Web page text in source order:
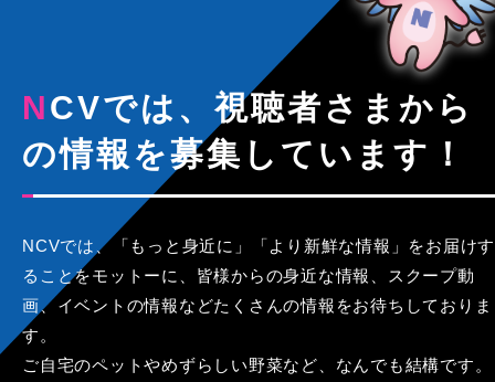
NCVでは、視聴者さまから
の情報を募集しています！
NCVでは、「もっと身近に」「より新鮮な情報」をお届けす
ることをモットーに、皆様からの身近な情報、スクープ動
画、イベントの情報などたくさんの情報をお待ちしておりま
す。
ご自宅のペットやめずらしい野菜など、なんでも結構です。